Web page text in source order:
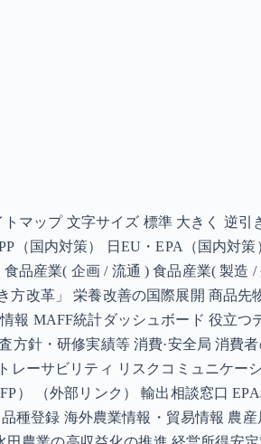
マップ 文字サイズ 標準 大きく 逆引
（国内対策） 日EU・EPA（国内対
品産業( 企画 / 流通 ) 食品産業( 製造 /
改革」 栄養改善の国際展開 商品先
報 MAFF統計ダッシュボード 役立つ
方針・研修実績等 消費·安全局 消費
ーサビリティ リスクコミュニケー
） （外部リンク） 輸出相談窓口
種登録 海外農業情報・貿易情報 農